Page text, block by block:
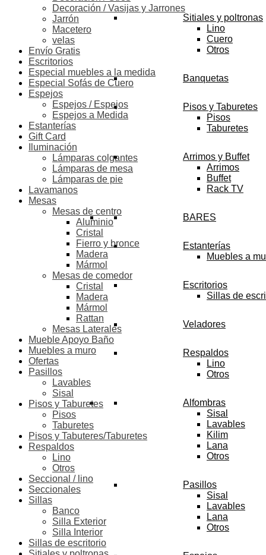
Sitiales y poltronas
Lino
Cuero
Otros
Banquetas
Pisos y Taburetes
Pisos
Taburetes
Arrimos y Buffet
Arrimos
Buffet
Rack TV
BARES
Estanterías
Muebles a
Escritorios
Sillas de
Veladores
Respaldos
Lino
Otros
Alfombras
Sisal
Lavables
Kilim
Lana
Otros
Pasillos
Sisal
Lavables
Lana
Otros
Decoración / Vasijas y Jarrones
Jarrón
Macetero
velas
Envío Gratis
Escritorios
Especial muebles a la medida
Especial Sofás de Cuero
Espejos
Espejos / Espejos
Espejos a Medida
Estanterías
Gift Card
Iluminación
Lámparas colgantes
Lámparas de mesa
Lámparas de pie
Lavamanos
Mesas
Mesas de centro
Aluminio
Cristal
Fierro y bronce
Madera
Mármol
Mesas de comedor
Cristal
Madera
Mármol
Rattan
Mesas Laterales
Mueble Apoyo Baño
Muebles a muro
Ofertas
Pasillos
Lavables
Sisal
Pisos y Taburetes
Pisos
Taburetes
Pisos y Tabuteres/Taburetes
Respaldos
Lino
Otros
Seccional / lino
Seccionales
Sillas
Banco
Silla Exterior
Silla Interior
Sillas de escritorio